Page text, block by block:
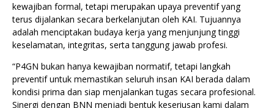
kewajiban formal, tetapi merupakan upaya preventif yang
terus dijalankan secara berkelanjutan oleh KAI. Tujuannya
adalah menciptakan budaya kerja yang menjunjung tinggi
keselamatan, integritas, serta tanggung jawab profesi.
“P4GN bukan hanya kewajiban normatif, tetapi langkah
preventif untuk memastikan seluruh insan KAI berada dalam
kondisi prima dan siap menjalankan tugas secara profesional.
Sinergi dengan BNN menjadi bentuk keseriusan kami dalam